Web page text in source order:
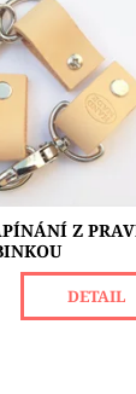
s logem
Šíře
propojeného
Šroubovací
1 ks
Z
DETAIL